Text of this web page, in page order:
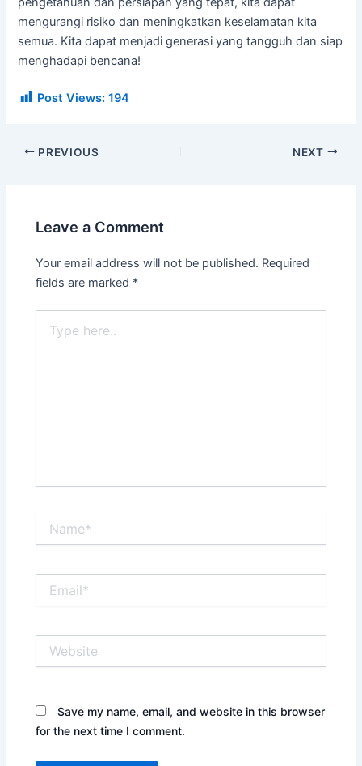
mengurangi risiko dan meningkatkan keselamatan kita
semua. Kita dapat menjadi generasi yang tangguh dan siap
menghadapi bencana!
Post Views: 194
PREVIOUS NEXT
Leave a Comment
Your email address will not be published. Required
fields are marked *
here..
Save my name, email, and website in this browser
for the next time I comment.